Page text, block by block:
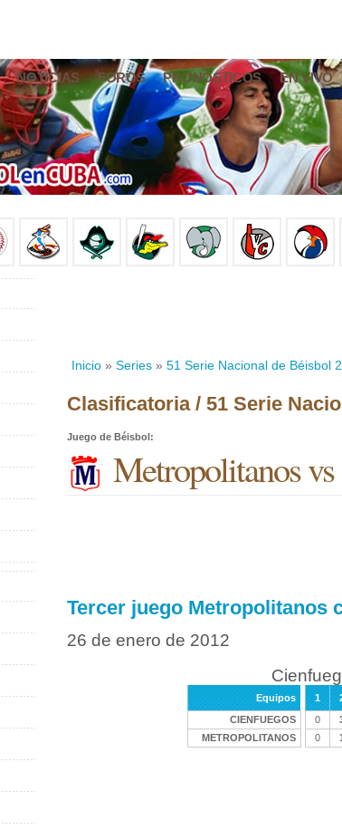
NOTICIAS FOROS PRONÓSTICOS EN VIVO
Inicio » Series » 51 Serie Nacional de Béisbol
Clasificatoria / 51 Serie
Juego de Béisbol:
Metropolitanos
Tercer juego Metropolitanos
26 de enero de 2012
Equipos 1
CIENFUEGOS
0
METROPOLITANOS
0